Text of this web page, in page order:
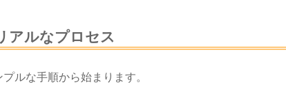
アルなプロセス
ルな手順から始まります。